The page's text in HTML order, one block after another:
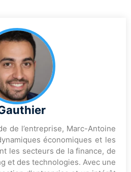
de l’entreprise, Marc-Antoine
économiques et les
les secteurs de la finance, de
et des technologies. Avec une